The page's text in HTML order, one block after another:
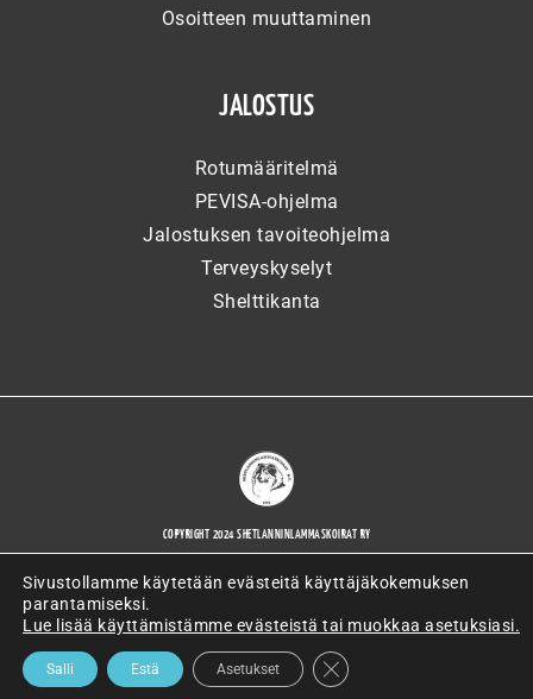
Osoitteen muuttaminen
JALOSTUS
Rotumääritelmä
PEVISA-ohjelma
Jalostuksen tavoiteohjelma
Terveyskyselyt
Shelttikanta
COPYRIGHT 2024 SHETLANNINLAMMASKOIRAT RY
Sivustollamme käytetään evästeitä käyttäjäkokemuksen
parantamiseksi.
Lue lisää käyttämistämme evästeistä tai muokkaa asetuksiasi.
Salli Estä Asetukset SULJE EVÄSTEBANNERI